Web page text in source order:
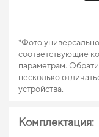
*Фото
соответствующие
параметрам.
несколько
устройства.
Комплектация: